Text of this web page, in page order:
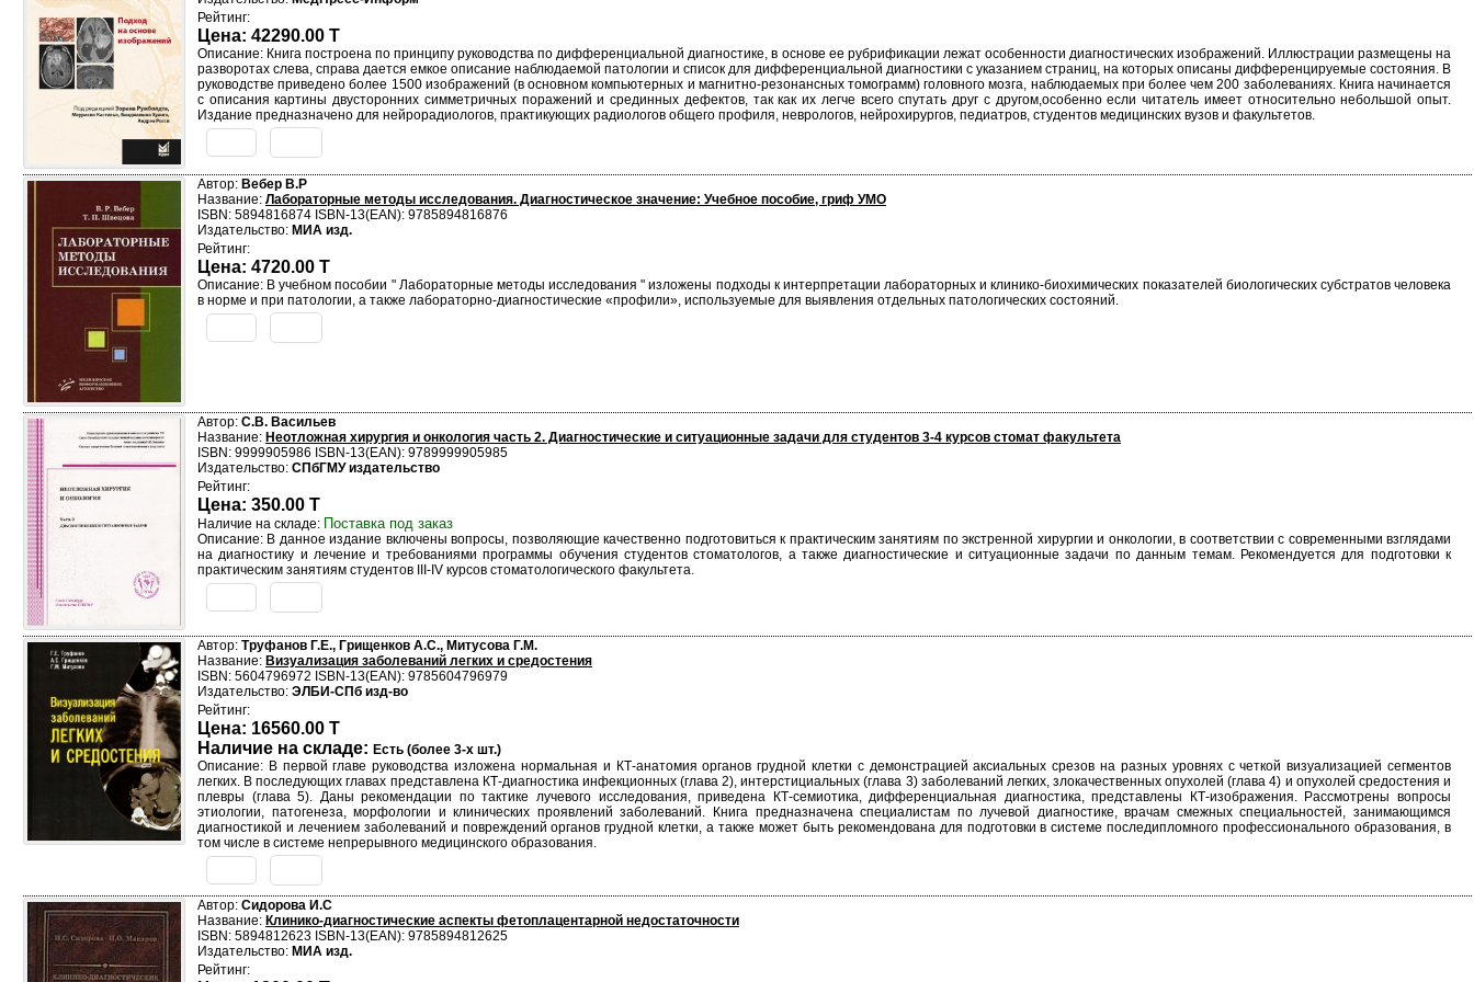
Рейтинг:
Цена: 42290.00 T
Описание: Книга построена по принципу руководства по дифференциальной диагностике, в основе ее рубрификации лежат особенности диагностических изображений. Иллюстрации размещены на
разворотах слева, справа дается емкое описание наблюдаемой патологии и список для дифференциальной диагностики с указанием страниц, на которых описаны дифференцируемые состояния. В
руководстве приведено более 1500 изображений (в основном компьютерных и магнитно-резонансных томограмм) головного мозга, наблюдаемых при более чем 200 заболеваниях. Книга начинается
с описания картины двусторонних симметричных поражений и срединных дефектов, так как их легче всего спутать друг с другом,особенно если читатель имеет относительно небольшой опыт.
Издание предназначено для нейрорадиологов, практикующих радиологов общего профиля, неврологов, нейрохирургов, педиатров, студентов медицинских вузов и факультетов.
Автор: Вебер В.Р
Название: Лабораторные методы исследования. Диагностическое значение: Учебное пособие, гриф УМО
ISBN: 5894816874 ISBN-13(EAN): 9785894816876
Издательство: МИА изд.
Рейтинг:
Цена: 4720.00 T
Описание: В учебном пособии " Лабораторные методы исследования " изложены подходы к интерпретации лабораторных и клинико-биохимических показателей биологических субстратов человека
в норме и при патологии, а также лабораторно-диагностические «профили», используемые для выявления отдельных патологических состояний.
Автор: С.В. Васильев
Название: Неотложная хирургия и онкология часть 2. Диагностические и ситуационные задачи для студентов 3-4 курсов стомат факультета
ISBN: 9999905986 ISBN-13(EAN): 9789999905985
Издательство: СПбГМУ издательство
Рейтинг:
Цена: 350.00 T
Наличие на складе: Поставка под заказ
Описание: В данное издание включены вопросы, позволяющие качественно подготовиться к практическим занятиям по экстренной хирургии и онкологии, в соответствии с современными взглядами
на диагностику и лечение и требованиями программы обучения студентов стоматологов, а также диагностические и ситуационные задачи по данным темам. Рекомендуется для подготовки к
практическим занятиям студентов III-IV курсов стоматологического факультета.
Автор: Труфанов Г.Е., Грищенков А.С., Митусова Г.М.
Название: Визуализация заболеваний легких и средостения
ISBN: 5604796972 ISBN-13(EAN): 9785604796979
Издательство: ЭЛБИ-СПб изд-во
Рейтинг:
Цена: 16560.00 T
Наличие на складе: Есть (более 3-х шт.)
Описание: В первой главе руководства изложена нормальная и КТ-анатомия органов грудной клетки с демонстрацией аксиальных срезов на разных уровнях с четкой визуализацией сегментов
легких. В последующих главах представлена КТ-диагностика инфекционных (глава 2), интерстициальных (глава 3) заболеваний легких, злокачественных опухолей (глава 4) и опухолей средостения и
плевры (глава 5). Даны рекомендации по тактике лучевого исследования, приведена КТ-семиотика, дифференциальная диагностика, представлены КТ-изображения. Рассмотрены вопросы
этиологии, патогенеза, морфологии и клинических проявлений заболеваний. Книга предназначена специалистам по лучевой диагностике, врачам смежных специальностей, занимающимся
диагностикой и лечением заболеваний и повреждений органов грудной клетки, а также может быть рекомендована для подготовки в системе последипломного профессионального образования, в
том числе в системе непрерывного медицинского образования.
Автор: Сидорова И.С
Название: Клинико-диагностические аспекты фетоплацентарной недостаточности
ISBN: 5894812623 ISBN-13(EAN): 9785894812625
Издательство: МИА изд.
Рейтинг: